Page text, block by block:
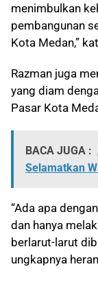
menimbulkan
pembangunan
Kota Medan,”
Razman juga
yang diam
Pasar Kota
BACA JUGA :
Selamatkan
“Ada apa
dan hanya
berlarut-larut
ungkapnya